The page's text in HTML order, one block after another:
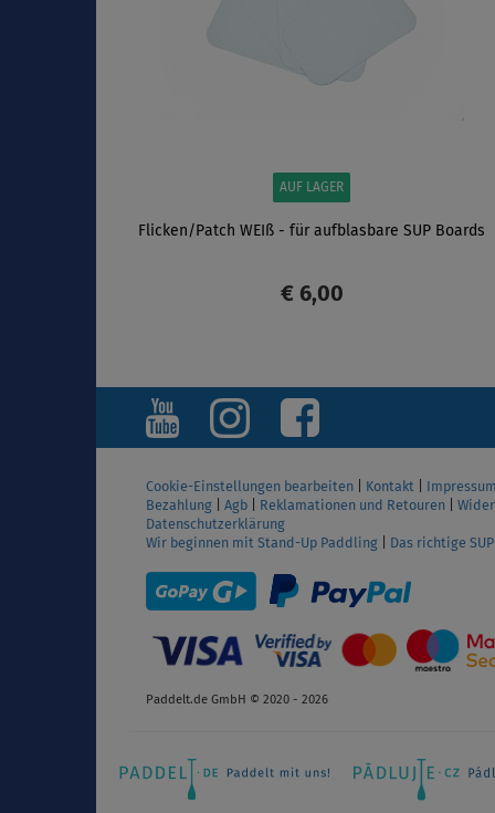
AUF LAGER
Flicken/Patch WEIß - für aufblasbare SUP Boards
€ 6,00
ANZEIGEN
Cookie-Einstellungen bearbeiten Kontakt Impressum
Bezahlung
Agb Reklamationen und Retouren
Datenschutzerklärung
Wir beginnen mit Stand-Up Paddling
Das richtige
Paddelt.de GmbH © 2020 - 2026